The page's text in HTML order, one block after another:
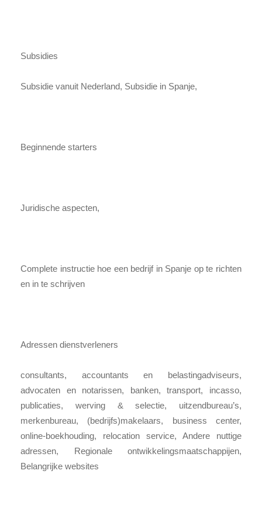
Subsidies
Subsidie vanuit Nederland, Subsidie in Spanje,
Beginnende starters
Juridische aspecten,
Complete instructie hoe een bedrijf in Spanje op te richten
en in te schrijven
Adressen dienstverleners
consultants, accountants en belastingadviseurs,
advocaten en notarissen, banken, transport, incasso,
publicaties, werving & selectie, uitzendbureau’s,
merkenbureau, (bedrijfs)makelaars, business center,
online-boekhouding, relocation service, Andere nuttige
adressen, Regionale ontwikkelingsmaatschappijen,
Belangrijke websites